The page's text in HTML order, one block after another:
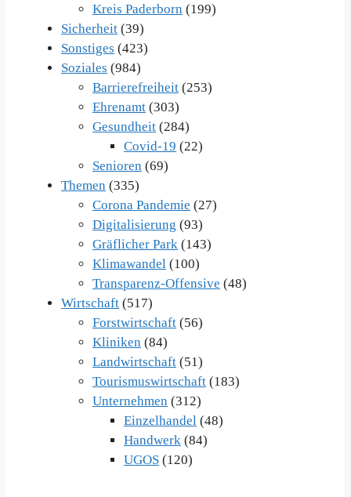
Kreis Paderborn (199)
Sicherheit (39)
Sonstiges (423)
Soziales (984)
Barrierefreiheit (253)
Ehrenamt (303)
Gesundheit (284)
Covid-19 (22)
Senioren (69)
Themen (335)
Corona Pandemie (27)
Digitalisierung (93)
Gräflicher Park (143)
Klimawandel (100)
Transparenz-Offensive (48)
Wirtschaft (517)
Forstwirtschaft (56)
Kliniken (84)
Landwirtschaft (51)
Tourismuswirtschaft (183)
Unternehmen (312)
Einzelhandel (48)
Handwerk (84)
UGOS (120)